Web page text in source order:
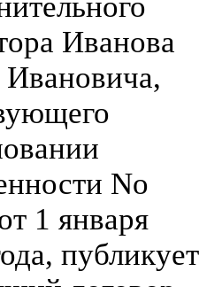
Иванова
No
1 января
публикует